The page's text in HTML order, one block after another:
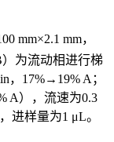
mm×2.1 mm，
为流动相进行梯
，17%→19% A；
A），流速为0.3
进样量为1 μL。